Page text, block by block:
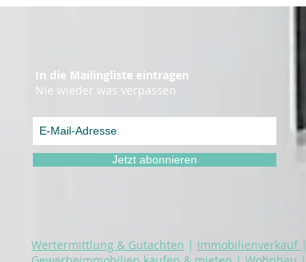
In die Mailingliste eintragen
Nie wieder was verpassen
Jetzt abonnieren
Wertermittlung & Gutachten | Immobilienverkauf |